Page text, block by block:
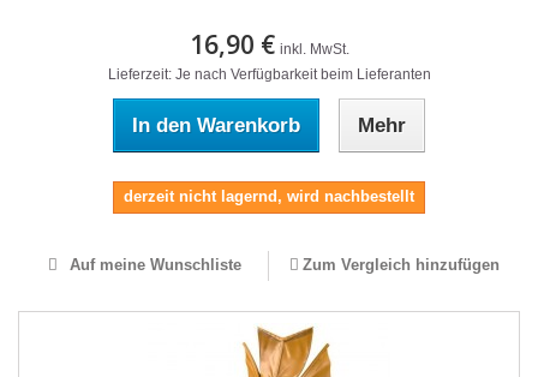
16,90 € inkl. MwSt.
Lieferzeit: Je nach Verfügbarkeit beim Lieferanten
In den Warenkorb Mehr
derzeit nicht lagernd, wird nachbestellt
Auf meine Wunschliste Zum Vergleich hinzufügen